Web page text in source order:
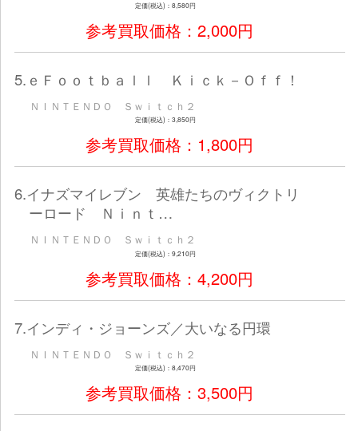
1.アサシン クリード シャドウズ
ＮＩＮＴＥＮＤＯ Ｓｗｉｔｃｈ２
参考買取価格：3,500
2.あつまれ どうぶつの森 Ｎｉｎ
ｏ Ｓｗｉｔｃｈ …
ＮＩＮＴＥＮＤＯ Ｓｗｉｔｃｈ２
定価(税込)：7,128円
参考買取価格：3,000
3.ＥＡ ＳＰＯＲＴＳ ＦＣ ２６
ＮＩＮＴＥＮＤＯ Ｓｗｉｔｃｈ２
定価(税込)：8,599円